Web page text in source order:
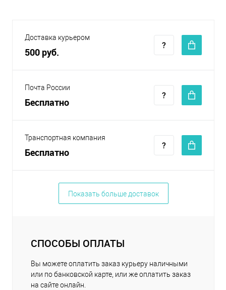
Доставка курьером
500 руб.
Почта России
Бесплатно
Транспортная компания
Бесплатно
Показать больше доставок
СПОСОБЫ ОПЛАТЫ
Вы можете оплатить заказ курьеру наличными
или по банковской карте, или же оплатить заказ
на сайте онлайн.